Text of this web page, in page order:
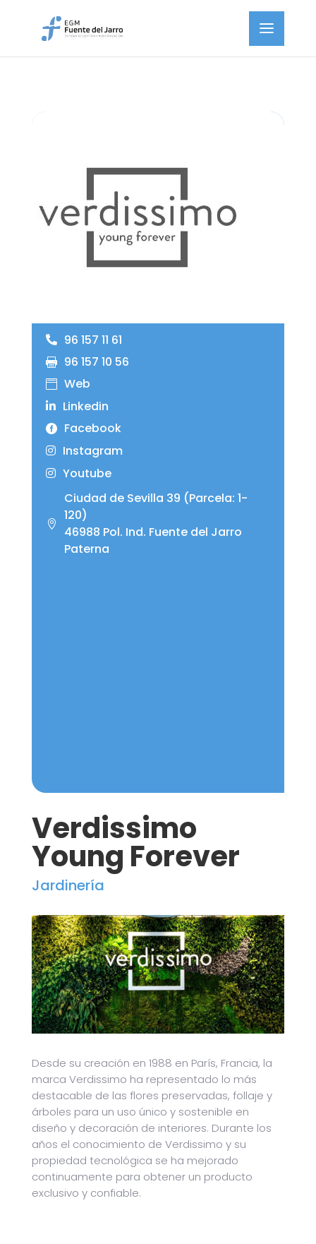
96 157 11 61
96 157 10 56
Web
Linkedin
Facebook
Instagram
Youtube
Ciudad de Sevilla 39 (Parcela: 1-
120)
46988 Pol. Ind. Fuente del Jarro
Paterna
Verdissimo
Young Forever
Jardinería
Desde su creación en 1988 en París, Francia, la
marca Verdissimo ha representado lo más
destacable de las flores preservadas, follaje y
árboles para un uso único y sostenible en
diseño y decoración de interiores. Durante los
años el conocimiento de Verdissimo y su
propiedad tecnológica se ha mejorado
continuamente para obtener un producto
exclusivo y confiable.